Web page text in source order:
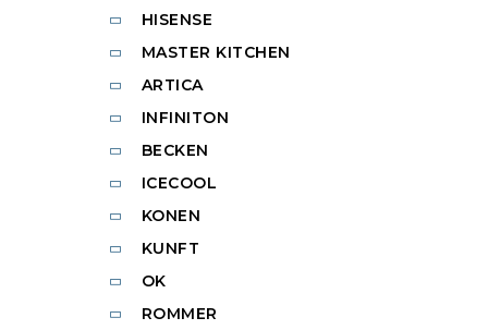
HISENSE
MASTER KITCHEN
ARTICA
INFINITON
BECKEN
ICECOOL
KONEN
KUNFT
OK
ROMMER